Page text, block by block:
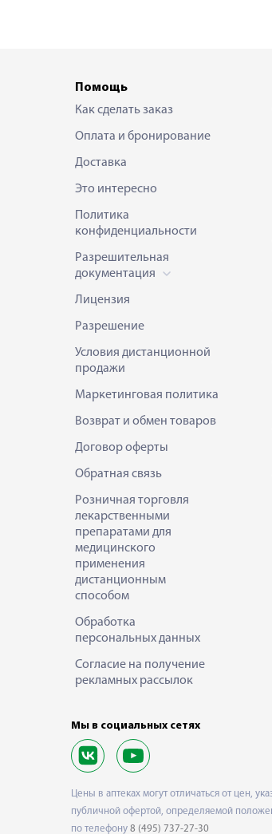
Помощь
Как сделать заказ
Оплата и бронирование
Доставка
Это интересно
Политика
конфиденциальности
Разрешительная
документация
Лицензия
Разрешение
Условия дистанционной
продажи
Маркетинговая политика
Возврат и обмен товаров
Договор оферты
Обратная связь
Розничная торговля
лекарственными
препаратами для
медицинского
применения
дистанционным
способом
Обработка
персональных данных
Согласие на получение
рекламных рассылок
Мы в социальных сетях
Цены в аптеках могут отличаться от цен,
публичной офертой, определяемой
по телефону 8 (495) 737-27-30